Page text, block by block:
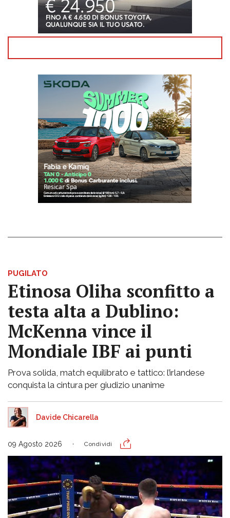
PUGILATO
Etinosa Oliha sconfitto a
testa alta a Dublino:
McKenna vince il
Mondiale IBF ai punti
Prova solida, match equilibrato e tattico: l’irlandese
conquista la cintura per giudizio unanime
Davide Chicarella
09 Agosto 2026 Condividi